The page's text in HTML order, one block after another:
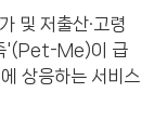
및 저출산·고령
'(Pet-Me)이 급
상응하는 서비스